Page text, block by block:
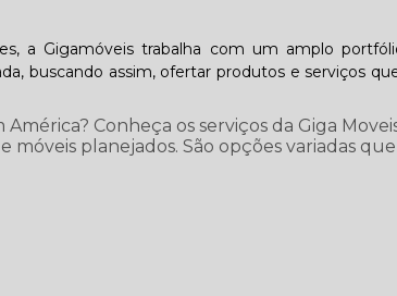
a Gigamóveis trabalha com um amplo
buscando assim, ofertar produtos e serviços
Conheça os serviços da Giga
planejados. São opções variadas